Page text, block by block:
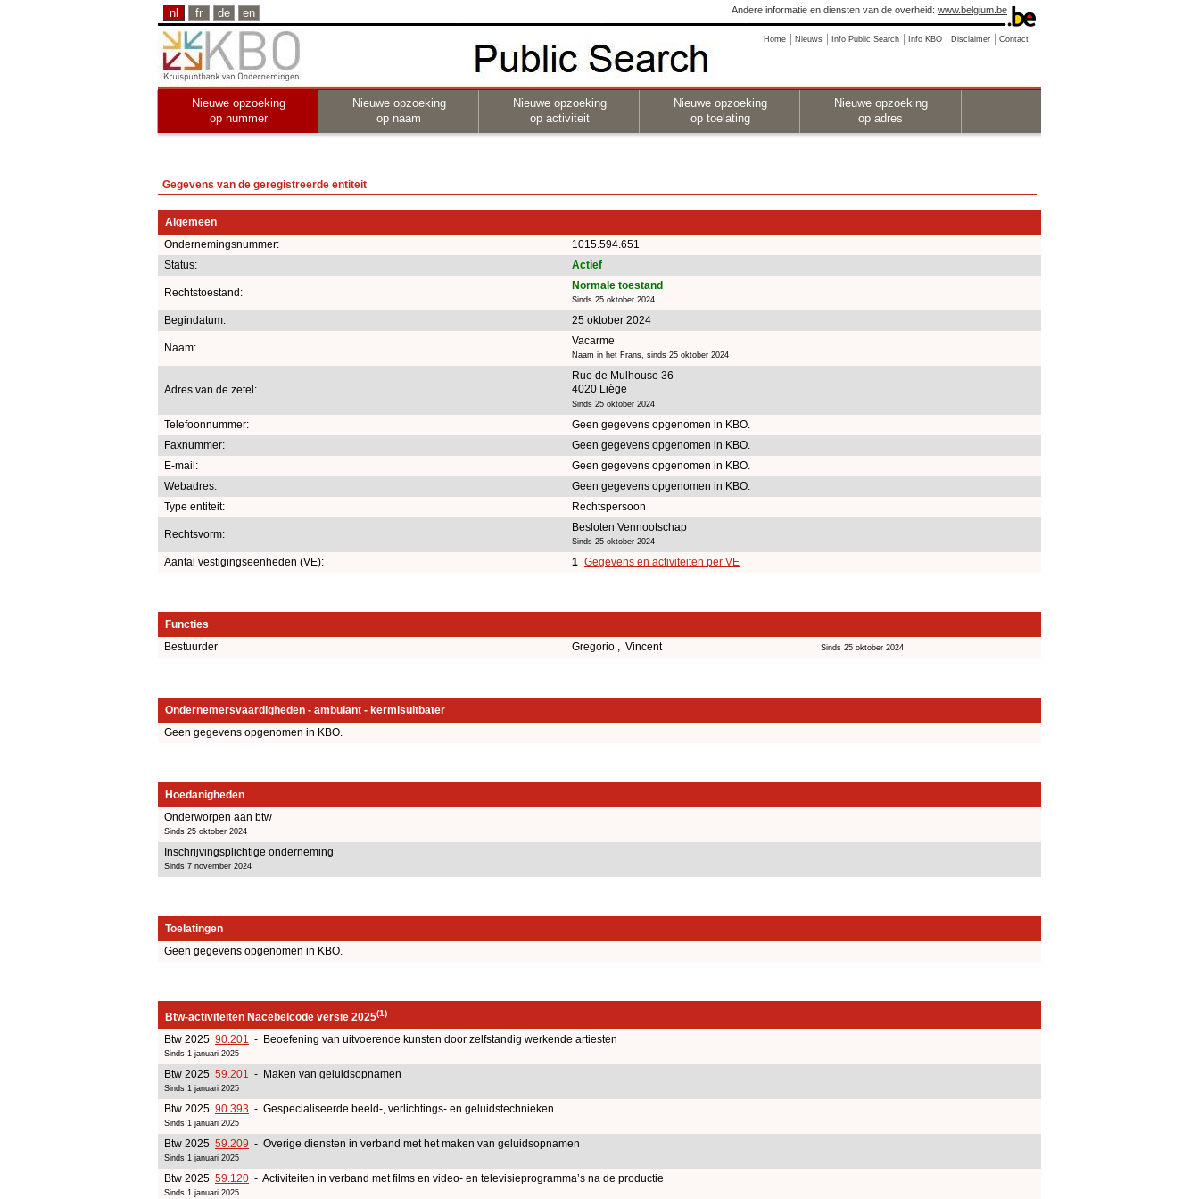
nl fr de en Andere informatie en diensten van de overheid: www.belgium.be
Home Nieuws Info Public Search Info KBO Disclaimer Contact
Nieuwe opzoeking
op nummer
Nieuwe opzoeking
op naam
Nieuwe opzoeking
op activiteit
Nieuwe opzoeking
op toelating
Nieuwe opzoeking
op adres
Gegevens van de geregistreerde entiteit
Algemeen
Ondernemingsnummer:
1015.594.651
Status:
Actief
Rechtstoestand:
Normale toestand
Sinds 25 oktober 2024
Begindatum: 25 oktober 2024
Naam:
Vacarme
Naam in het Frans, sinds 25 oktober 2024
Adres van de zetel:
Rue de Mulhouse 36
4020 Liège
Sinds 25 oktober 2024
Telefoonnummer:
Geen gegevens opgenomen in KBO.
Faxnummer:
Geen gegevens opgenomen in KBO.
E-mail:
Geen gegevens opgenomen in KBO.
Webadres:
Geen gegevens opgenomen in KBO.
Type entiteit:
Rechtspersoon
Rechtsvorm:
Besloten Vennootschap
Sinds 25 oktober 2024
Aantal vestigingseenheden (VE): 1 Gegevens en activiteiten per VE
Functies
Bestuurder
Gregorio , Vincent Sinds 25 oktober 2024
Ondernemersvaardigheden - ambulant - kermisuitbater
Geen gegevens opgenomen in KBO.
Hoedanigheden
Onderworpen aan btw
Sinds 25 oktober 2024
Inschrijvingsplichtige onderneming
Sinds 7 november 2024
Toelatingen
Geen gegevens opgenomen in KBO.
Btw-activiteiten Nacebelcode versie 2025(1)
Btw 2025 90.201 - Beoefening van uitvoerende kunsten door zelfstandig werkende artiesten
Sinds 1 januari 2025
Btw 2025 59.201 - Maken van geluidsopnamen
Sinds 1 januari 2025
Btw 2025 90.393 - Gespecialiseerde beeld-, verlichtings- en geluidstechnieken
Sinds 1 januari 2025
Btw 2025 59.209 - Overige diensten in verband met het maken van geluidsopnamen
Sinds 1 januari 2025
Btw 2025 59.120 - Activiteiten in verband met films en video- en televisieprogramma’s na de productie
Sinds 1 januari 2025